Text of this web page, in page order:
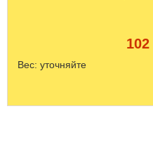
102
Вес: уточняйте